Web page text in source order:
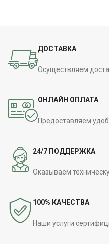
ДОСТАВКА
Осуществляем
ОНЛАЙН ОПЛАТА
Предоставляем
24/7 ПОДДЕРЖКА
Оказываем
100% КАЧЕСТВА
Наши услуги